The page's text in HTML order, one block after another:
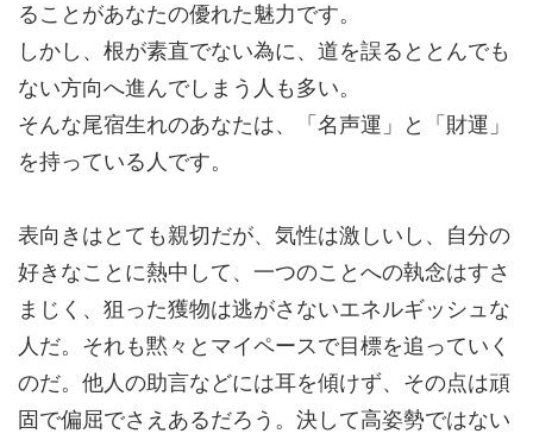
ることがあなたの優れた魅力です。
しかし、根が素直でない為に、 道を誤るととんでも
ない方向へ進んでしまう人も多い。
そんな尾宿生れのあなたは、「名声運」と「財運」
を持っている人です。
表向きはとても親切だが、 気性は激しい し、自分の
好きなことに熱中して、一つのことへの執念はすさ
まじく、狙った獲物は逃がさないエネルギッシュな
人だ。それも黙々とマイペースで目標を追っていく
のだ。他人の助言などには耳を傾けず、その点は頑
固で偏屈でさえあるだろう。決して高姿勢ではない